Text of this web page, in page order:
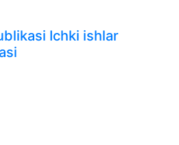
Ichki ishlar